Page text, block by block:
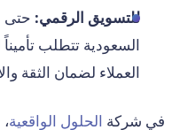
للتسويق الرقمي: حتى
السعودية تتطلب
العملاء لضمان الثقة
في شركة الحلول الواقعية